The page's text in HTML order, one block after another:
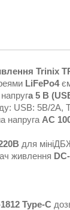
Trinix
LiFePo4
а 5 В
USB: 5В/
напруга AC
для
живлення
Type-C